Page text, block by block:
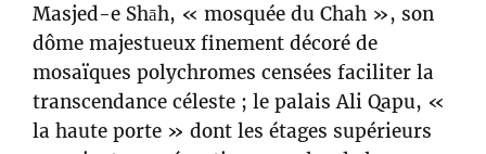
Masjed-e Shāh, « mosquée du Chah », son
dôme majestueux finement décoré de
mosaïques polychromes censées faciliter la
transcendance céleste ; le palais Ali Qapu, «
la haute porte » dont les étages supérieurs